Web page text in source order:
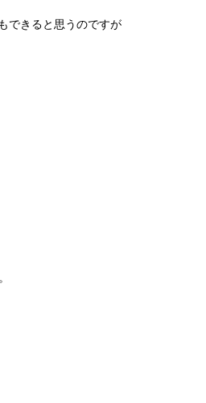
できると思うのですが